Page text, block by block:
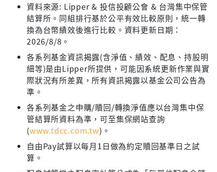
資料來源: Lipper & 投信投顧公會 & 台灣集中保管
結算所。同組排行基於公平有效比較原則，統一轉
換為台幣績效後進行比較。資料更新日期：
2026/8/8。
各系列基金資訊揭露(含淨值、績效、配息、持股明
細等)是由Lipper所提供，可能因系統更新作業與實
際狀況有所差異，所有資訊揭露以基金公司公告為
準。
各系列基金之申購/贖回/轉換淨值應以台灣集中保
管結算所資料為準，可至集保網站查詢
(www.tdcc.com.tw)。
自由Pay試算以每月1日做為約定贖回基準日之試
算。